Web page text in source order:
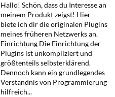
Hallo! Schön, dass du Interesse an
meinem Produkt zeigst! Hier
biete ich dir die originalen Plugins
meines früheren Netzwerks an.
Einrichtung Die Einrichtung der
Plugins ist unkompliziert und
größtenteils selbsterklärend.
Dennoch kann ein grundlegendes
Verständnis von Programmierung
hilfreich...